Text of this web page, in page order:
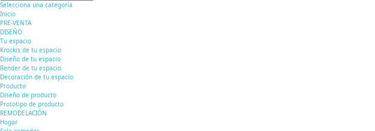
Selecciona una categoría
Inicio
PRE-VENTA
DISEÑO
Tu espacio
Krockis de tu espacio
Diseño de tu espacio
Render de tu espacio
Decoración de tu espacio
Producto
Diseño de producto
Prototipo de producto
REMODELACIÓN
Hogar